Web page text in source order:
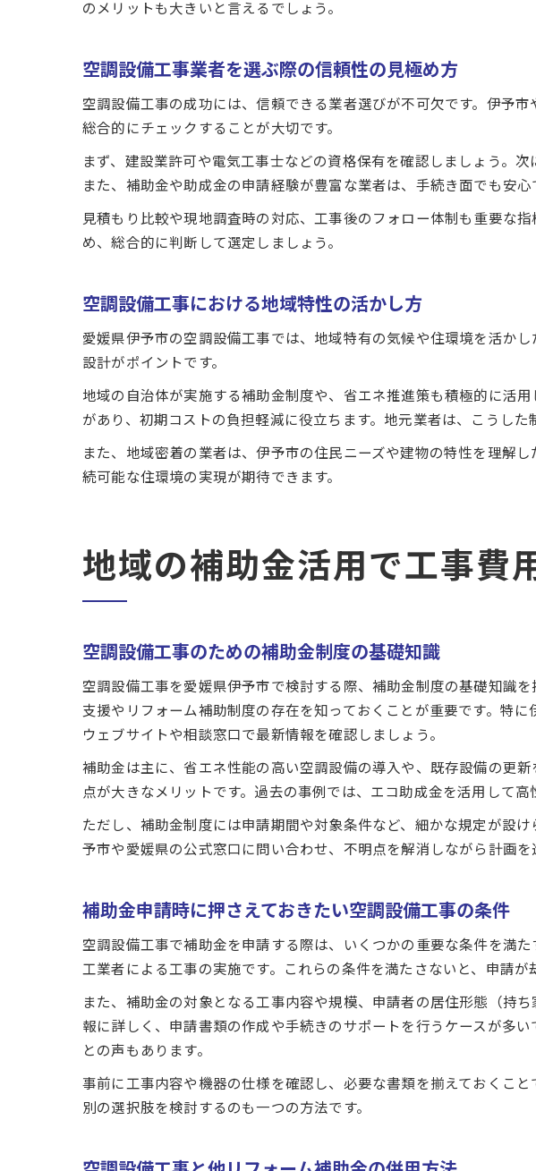
のメリットも大きいと言えるでしょう。
空調設備工事業者を選ぶ際の信頼性の見極め方
空調設備工事の成功には、信頼できる業者選びが不可欠です。伊予
総合的にチェックすることが大切です。
まず、建設業許可や電気工事士などの資格保有を確認しましょう。
また、補助金や助成金の申請経験が豊富な業者は、手続き面でも安心
見積もり比較や現地調査時の対応、工事後のフォロー体制も重要な
め、総合的に判断して選定しましょう。
空調設備工事における地域特性の活かし方
愛媛県伊予市の空調設備工事では、地域特有の気候や住環境を活か
設計がポイントです。
地域の自治体が実施する補助金制度や、省エネ推進策も積極的に活
があり、初期コストの負担軽減に役立ちます。地元業者は、こうした
また、地域密着の業者は、伊予市の住民ニーズや建物の特性を理解
続可能な住環境の実現が期待できます。
地域の補助金活用で工事費
空調設備工事のための補助金制度の基礎知識
空調設備工事を愛媛県伊予市で検討する際、補助金制度の基礎知識
支援やリフォーム補助制度の存在を知っておくことが重要です。特
ウェブサイトや相談窓口で最新情報を確認しましょう。
補助金は主に、省エネ性能の高い空調設備の導入や、既存設備の更
点が大きなメリットです。過去の事例では、エコ助成金を活用して
ただし、補助金制度には申請期間や対象条件など、細かな規定が設
予市や愛媛県の公式窓口に問い合わせ、不明点を解消しながら計画を
補助金申請時に押さえておきたい空調設備工事の条件
空調設備工事で補助金を申請する際は、いくつかの重要な条件を満
工業者による工事の実施です。これらの条件を満たさないと、申請が
また、補助金の対象となる工事内容や規模、申請者の居住形態（持
報に詳しく、申請書類の作成や手続きのサポートを行うケースが多
との声もあります。
事前に工事内容や機器の仕様を確認し、必要な書類を揃えておくこ
別の選択肢を検討するのも一つの方法です。